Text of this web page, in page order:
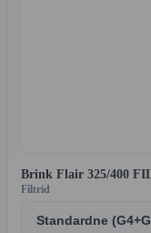
Brink Flair 325/400
Filtrid